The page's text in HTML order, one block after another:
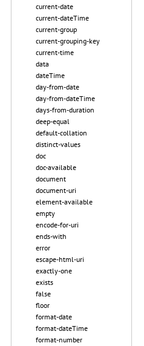
current-date
current-dateTime
current-group
current-grouping-key
current-time
data
dateTime
day-from-date
day-from-dateTime
days-from-duration
deep-equal
default-collation
distinct-values
doc
doc-available
document
document-uri
element-available
empty
encode-for-uri
ends-with
error
escape-html-uri
exactly-one
exists
false
floor
format-date
format-dateTime
format-number